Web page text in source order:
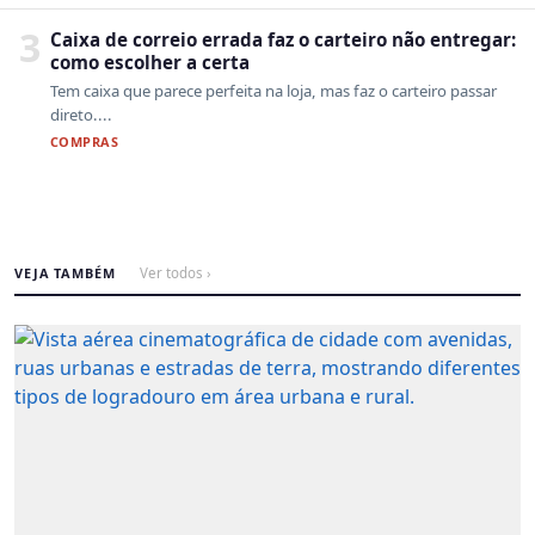
3 Caixa de correio errada faz o carteiro não entregar:
como escolher a certa
Tem caixa que parece perfeita na loja, mas faz o carteiro passar
direto....
COMPRAS
VEJA TAMBÉM Ver todos ›